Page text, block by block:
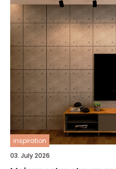
inspiration
03. July 2026